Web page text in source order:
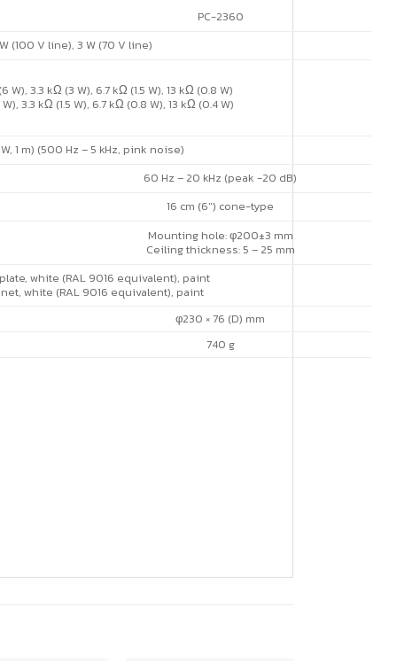
PC-2360
(100 V line), 3 W (70 V line)
W), 3.3 kΩ (3 W), 6.7 kΩ (1.5 W), 13 kΩ (0.8 W)
3.3 kΩ (1.5 W), 6.7 kΩ (0.8 W), 13 kΩ (0.4 W)
1 m) (500 Hz – 5 kHz, pink noise)
60 Hz – 20 kHz (peak -20 dB)
16 cm (6″) cone-type
Mounting hole: φ200±3 mm
Ceiling thickness: 5 – 25 mm
white (RAL 9016 equivalent), paint
white (RAL 9016 equivalent), paint
φ230 × 76 (D) mm
740 g